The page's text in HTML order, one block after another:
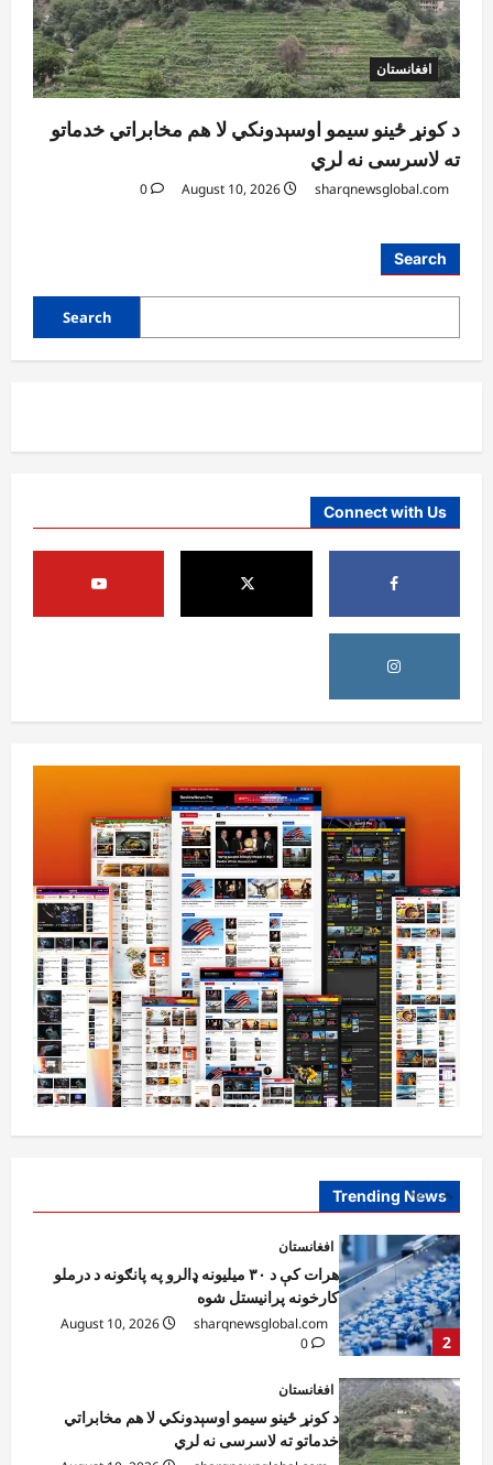
افغانستان
د کونړ ځینو سیمو اوسېدونکي لا هم مخابراتي خدماتو
ته لاسرسی نه لري
sharqnewsglobal.com
0
Search
Search
Connect with Us
Trending News
افغانستان
خدماتو ته لاسرسی نه لري
4
عراقچي : د هرمز تنګي د پرانیستو پرېکړه له
ځانګړو شرطونو سره تړلې ده
0
5
نړۍ
احمد الشرع: له روسیې سره پخواني تړونونه
به خوندي پاتې شي
sharqnewsglobal.com
August 10, 2026
1
افغانستان
پزشکیان: افغان حکومت د جګړې پر مهال له
ایران سره همکاري کړې
sharqnewsglobal.com
August 10, 2026
0
2
افغانستان
sharqnewsglobal.com
3
افغانستان
د کونړ ځینو سیمو اوسېدونکي لا هم مخابراتي
خدماتو ته لاسرسی نه لري
sharqnewsglobal.com
0
نړۍ
عراقچي : د هرمز تنګي د پرانیستو پرېکړه له
ځانګړو شرطونو سره تړلې ده